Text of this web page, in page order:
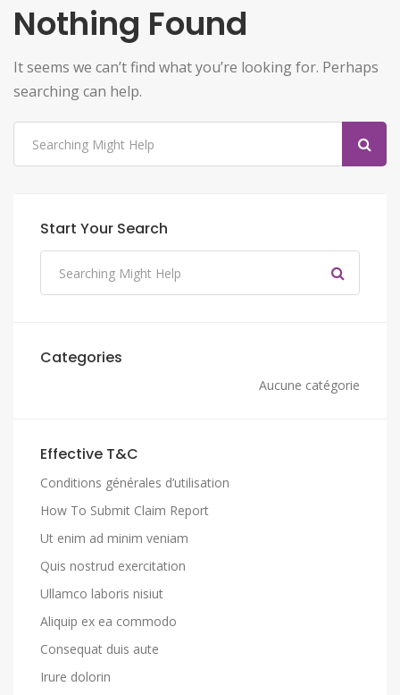
Nothing Found
It seems we can’t find what you’re looking for. Perhaps
searching can help.
Start Your Search
Categories
Aucune catégorie
Effective T&C
Conditions générales d’utilisation
How To Submit Claim Report
Ut enim ad minim veniam
Quis nostrud exercitation
Ullamco laboris nisiut
Aliquip ex ea commodo
Consequat duis aute
Irure dolorin